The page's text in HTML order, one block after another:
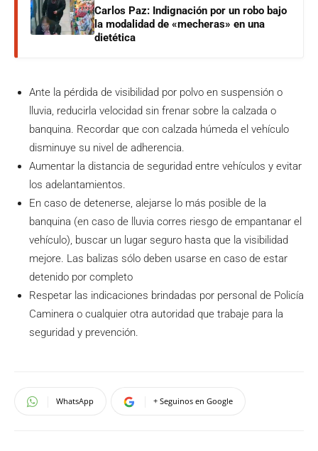
Carlos Paz: Indignación por un robo bajo
la modalidad de «mecheras» en una
dietética
Ante la pérdida de visibilidad por polvo en suspensión o
lluvia, reducirla velocidad sin frenar sobre la calzada o
banquina. Recordar que con calzada húmeda el vehículo
disminuye su nivel de adherencia.
Aumentar la distancia de seguridad entre vehículos y evitar
los adelantamientos.
En caso de detenerse, alejarse lo más posible de la
banquina (en caso de lluvia corres riesgo de empantanar el
vehículo), buscar un lugar seguro hasta que la visibilidad
mejore. Las balizas sólo deben usarse en caso de estar
detenido por completo
Respetar las indicaciones brindadas por personal de Policía
Caminera o cualquier otra autoridad que trabaje para la
seguridad y prevención.
WhatsApp + Seguinos en Google